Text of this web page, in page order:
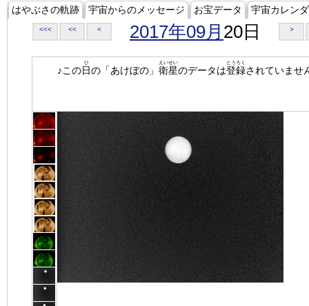
はやぶさの軌跡 宇宙からのメッセージ お宝データ 宇宙カレン
<<< << < 2017年09月 20日 >
♪この日
ひ
の「あけぼの」 衛星
えいせい
のデータは登録
とうろく
されていませ